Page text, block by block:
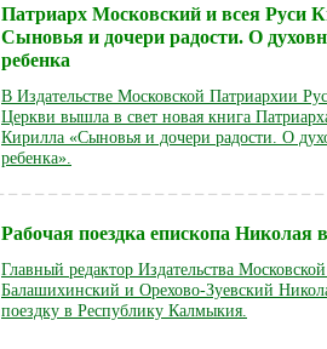
Патриарх Московский и всея Руси
Сыновья и дочери радости. О
ребенка
В Издательстве Московской Патриархии
Церкви вышла в свет новая книга
Кирилла «Сыновья и дочери радости. О
ребенка».
Рабочая поездка епископа
Главный редактор Издательства
Балашихинский и Орехово-Зуевский
поездку в Республику Калмыкия.